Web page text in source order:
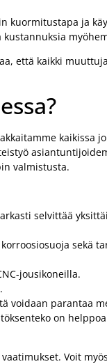
kuormitustapa ja
että kaikki
kaikissa
valmistusta.
selvittää
sekä
jousikoneilla.
voidaan parantaa
on
Voit myös